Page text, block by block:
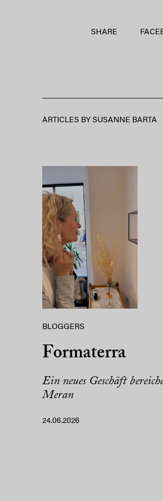
SHARE
ARTICLES BY SUSANNE BARTA
BLOGGERS
Formaterra
Ein neues Geschäft
Meran
24.06.2026